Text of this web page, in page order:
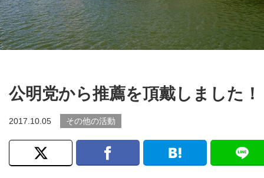
公明党から推薦を頂戴しました！
2017.10.05 その他の活動